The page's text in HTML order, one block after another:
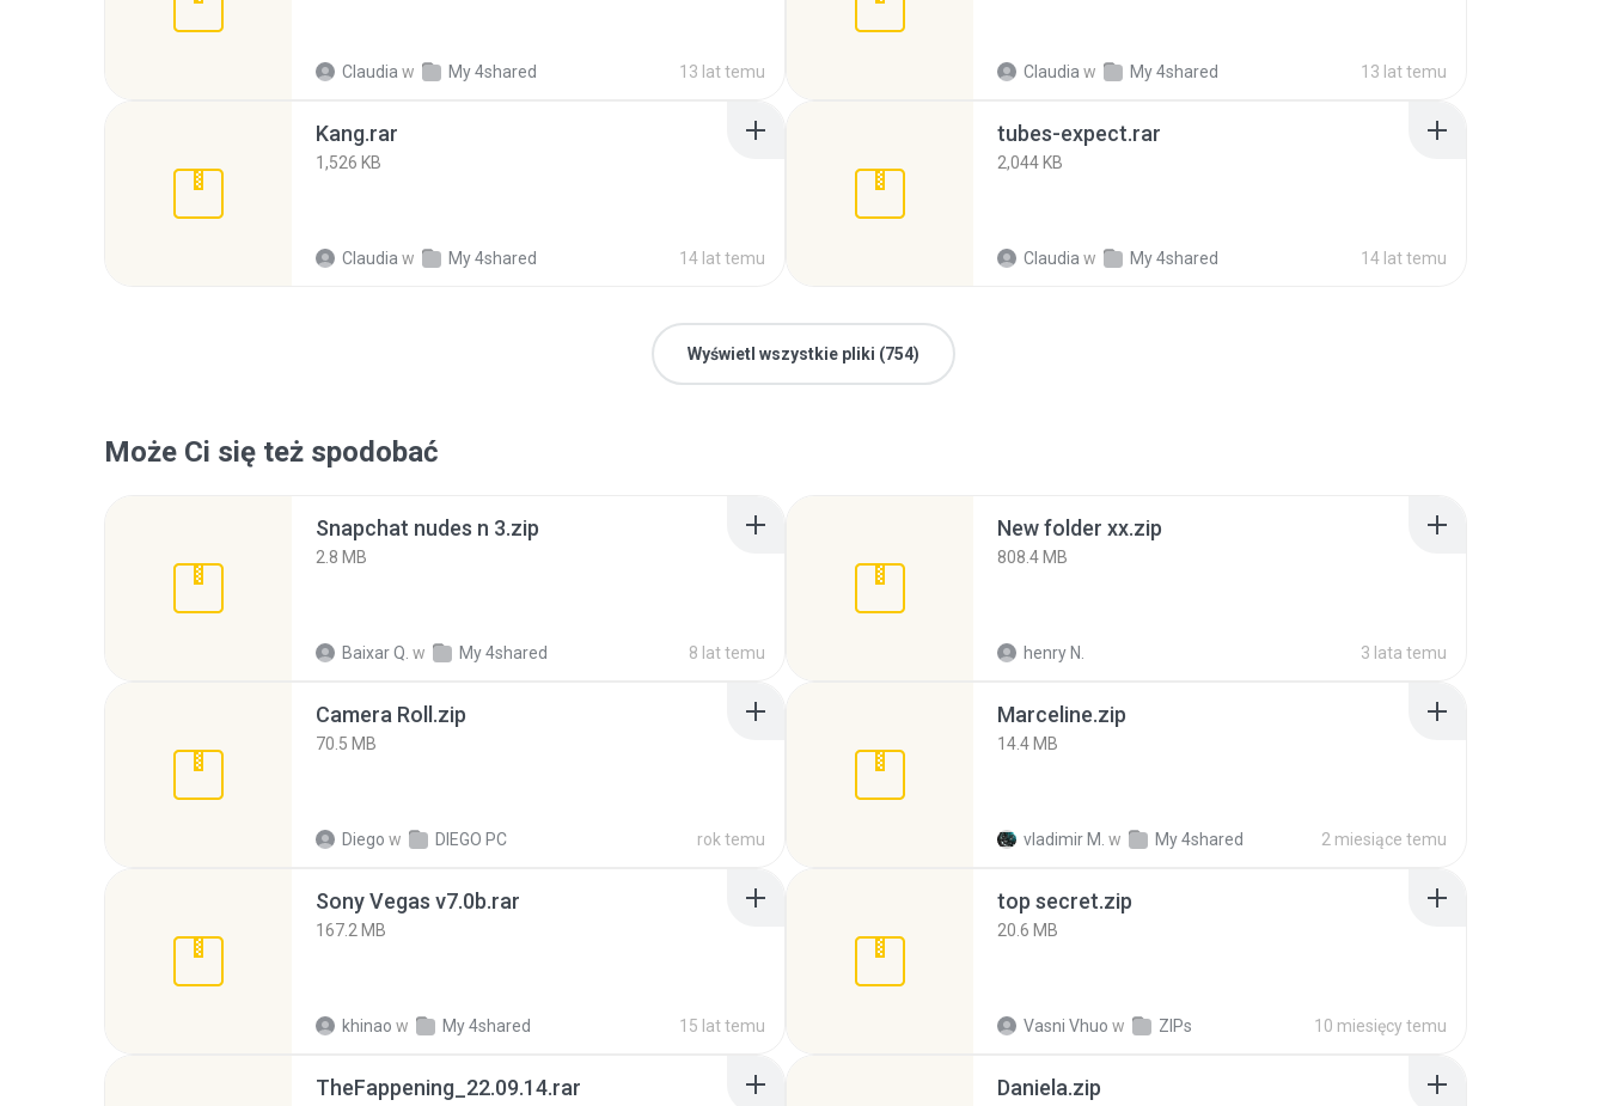
Claudia w My 4shared 13 lat temu Claudia w My 4shared 13 lat temu
Kang.rar
1,526 KB
Claudia w My 4shared 14 lat temu
tubes-expect.rar
2,044 KB
Claudia w My 4shared 14 lat temu
Wyświetl wszystkie pliki (754)
Może Ci się też spodobać
Snapchat nudes n 3.zip
2.8 MB
Baixar Q. w My 4shared 8 lat temu
New folder xx.zip
808.4 MB
henry N. 3 lata temu
Camera Roll.zip
70.5 MB
Diego w DIEGO PC rok temu
Marceline.zip
14.4 MB
vladimir M. w My 4shared 2 miesiące temu
Sony Vegas v7.0b.rar
167.2 MB
khinao w My 4shared 15 lat temu
top secret.zip
20.6 MB
Vasni Vhuo w ZIPs 10 miesięcy temu
TheFappening_22.09.14.rar Daniela.zip